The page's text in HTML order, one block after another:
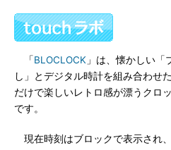
「BLOCLOCK 」は、懐かしい「
し」とデジタル時計を組み合わせ
だけで楽しいレトロ感が漂うクロ
です。
現在時刻はブロックで表示され